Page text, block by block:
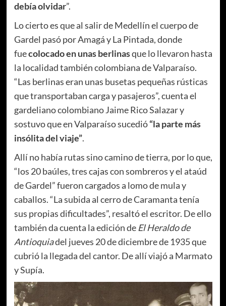
debía olvidar”.
Lo cierto es que al salir de Medellín el cuerpo de
Gardel pasó por Amagá y La Pintada, donde
fuecolocado en unas berlinasque lo llevaron hasta
la localidad también colombiana de Valparaíso.
“Las berlinas eran unas busetas pequeñas rústicas
que transportaban carga y pasajeros”, cuenta el
gardeliano colombiano Jaime Rico Salazar y
sostuvo que en Valparaíso sucedió“la parte más
insólita del viaje”.
Allí no había rutas sino camino de tierra, por lo que,
“los 20 baúles, tres cajas con sombreros y el ataúd
de Gardel” fueron cargados a lomo de mula y
caballos. “La subida al cerro de Caramanta tenía
sus propias dificultades”, resaltó el escritor. De ello
también da cuenta la edición de El Heraldo de
Antioquiadel jueves 20 de diciembre de 1935 que
cubrió la llegada del cantor. De allí viajó a Marmato
y Supía.